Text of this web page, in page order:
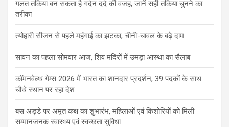
गलत तकिया बन सकता है गर्दन दर्द की वजह, जानें सही तकिया चुनने का
तरीका
त्योहारी सीजन से पहले महंगाई का झटका, चीनी-चावल के बढ़े दाम
सावन का पहला सोमवार आज, शिव मंदिरों में उमड़ा आस्था का सैलाब
कॉमनवेल्थ गेम्स 2026 में भारत का शानदार प्रदर्शन, 39 पदकों के साथ
चौथे स्थान पर रहा देश
बस अड्डे पर अमृत कक्ष का शुभारंभ, महिलाओं एवं किशोरियों को मिली
सम्मानजनक स्वास्थ्य एवं स्वच्छता सुविधा